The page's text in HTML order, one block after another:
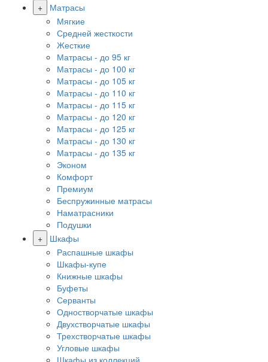
+
Матрасы
Мягкие
Средней жесткости
Жесткие
Матрасы - до 95 кг
Матрасы - до 100 кг
Матрасы - до 105 кг
Матрасы - до 110 кг
Матрасы - до 115 кг
Матрасы - до 120 кг
Матрасы - до 125 кг
Матрасы - до 130 кг
Матрасы - до 135 кг
Эконом
Комфорт
Премиум
Беспружинные матрасы
Наматрасники
Подушки
+
Шкафы
Распашные шкафы
Шкафы-купе
Книжные шкафы
Буфеты
Серванты
Одностворчатые шкафы
Двухстворчатые шкафы
Трехстворчатые шкафы
Угловые шкафы
Шкафы из коллекций